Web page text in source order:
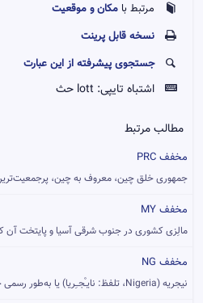
مرتبط بامکان و موقعیت
نسخه قابل پرينت
جستجوی پیشرفته از این عبارت
اشتباه تایپی: lott حث
مطالب مرتبط
مخفف PRC
جمهوری خلق چین، معروف به چین،
مخفف MY
مالِزی کشوری در جنوب شرقی آسیا و پایتخت آن
مخفف NG
نیجریه (Nigeria، تلفظ: نایـْجــِریا)‏ یا به‌طور رسمی جمهوری ...